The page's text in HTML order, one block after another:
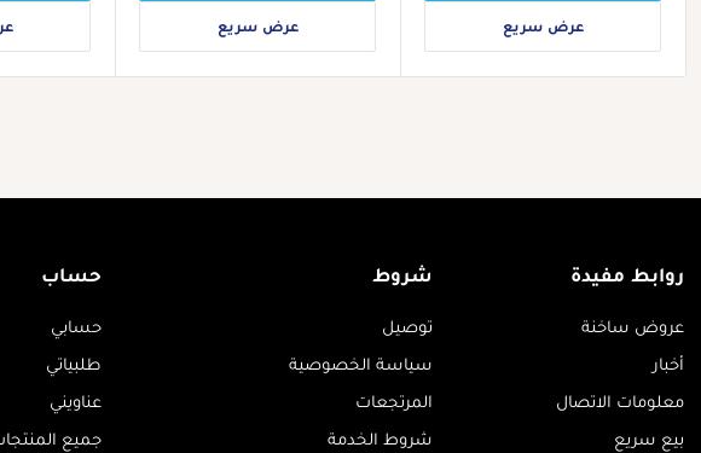
عرض سريع عرض سريع
روابط مفيدة
عروض ساخنة
أخبار
معلومات الاتصال
بيع سريع
شروط
توصيل
سياسة الخصوصية
المرتجعات
شروط الخدمة
حساب
حسابي
طلبياتي
عناويني
جميع